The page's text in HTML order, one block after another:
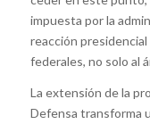
impuesta por la
reacción
federales, no solo al
La extensión de la
Defensa transforma